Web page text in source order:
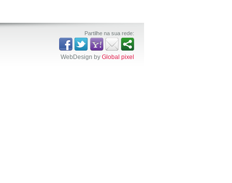
Partilhe na sua rede:
WebDesign by Global pixel